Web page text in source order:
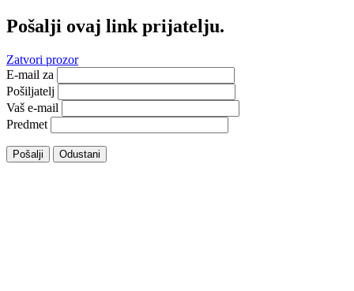
Pošalji ovaj link prijatelju.
Zatvori prozor
E-mail za
Pošiljatelj
Vaš e-mail
Predmet
Pošalji Odustani